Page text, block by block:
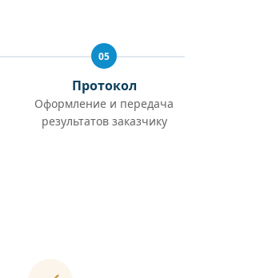
05
Протокол
Оформление и передача
результатов заказчику